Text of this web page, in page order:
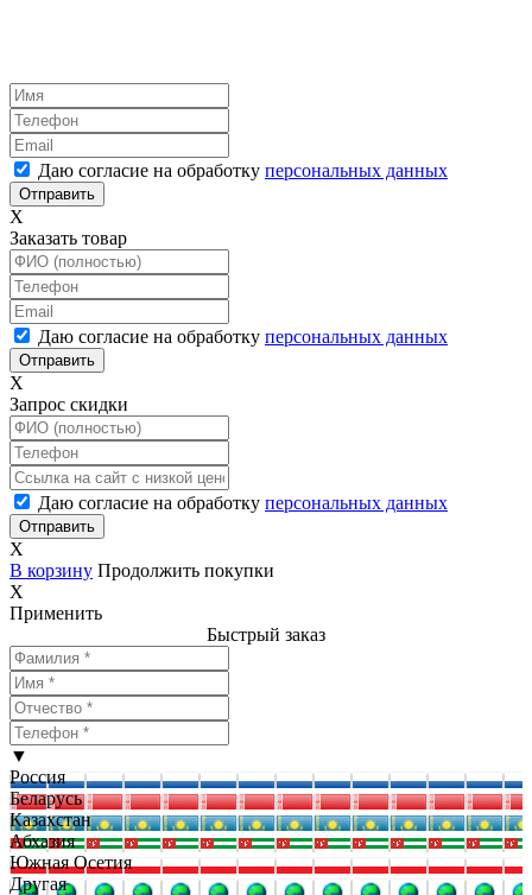
Даю согласие на обработку персональных данных
X
Заказать товар
Даю согласие на обработку персональных данных
X
Запрос скидки
Даю согласие на обработку персональных данных
X
В корзину Продолжить покупки
X
Применить
Быстрый заказ
▼
Россия
Беларусь
Казахстан
Абхазия
Южная Осетия
Другая